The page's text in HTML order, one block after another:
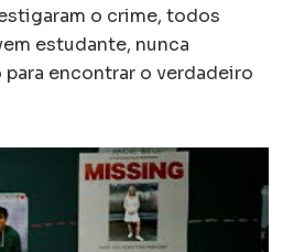
o crime, todos
estudante, nunca
encontrar o verdadeiro